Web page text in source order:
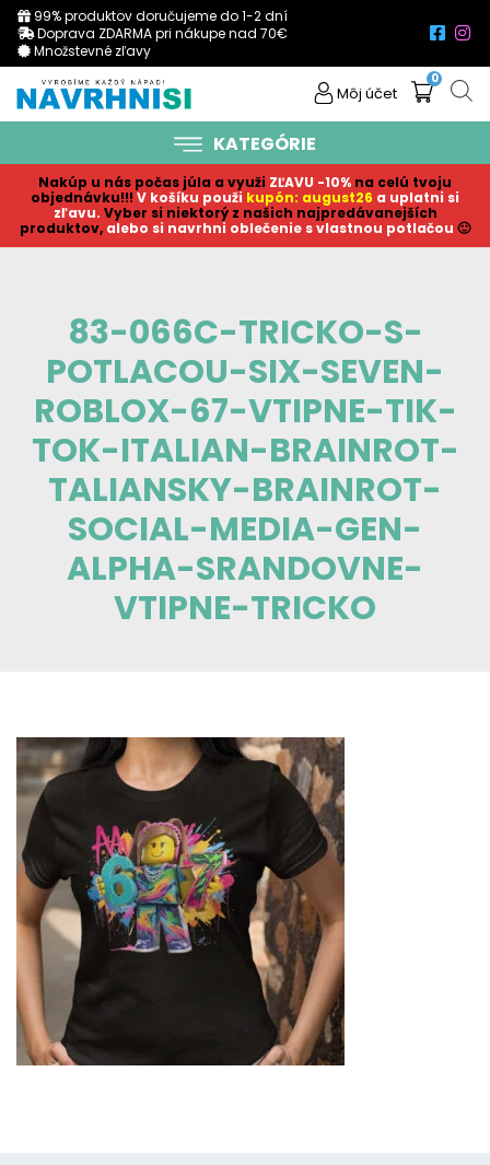
99% produktov doručujeme do 1-2 dní
Doprava ZDARMA pri nákupe nad 70€
Množstevné zľavy
Môj účet
0
KATEGÓRIE
Nakúp u nás počas júla a využi ZĽAVU -10% na celú tvoju
objednávku!!! V košíku použi kupón: august26 a uplatni si
zľavu. Vyber si niektorý z našich najpredávanejších
produktov, alebo si navrhni oblečenie s vlastnou potlačou 🙂
83-066C-TRICKO-S-
POTLACOU-SIX-SEVEN-
ROBLOX-67-VTIPNE-TIK-
TOK-ITALIAN-BRAINROT-
TALIANSKY-BRAINROT-
SOCIAL-MEDIA-GEN-
ALPHA-SRANDOVNE-
VTIPNE-TRICKO